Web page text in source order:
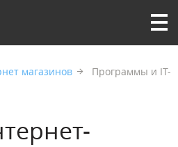
магазинов Программы и IT-